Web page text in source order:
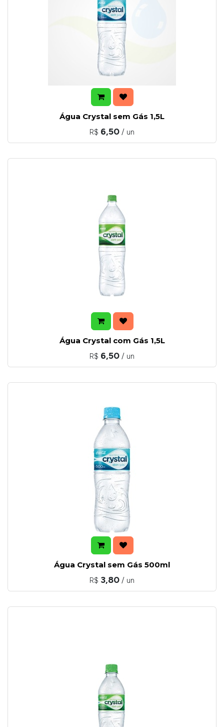
Água Crystal sem Gás 1,5L
R$ 6,50 / un
Água Crystal com Gás 1,5L
R$ 6,50 / un
Água Crystal sem Gás 500ml
R$ 3,80 / un